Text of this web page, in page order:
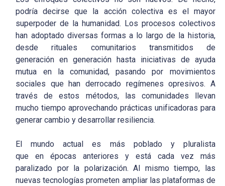
podría decirse que la acción colectiva es el mayor
superpoder de la humanidad. Los procesos colectivos
han adoptado diversas formas a lo largo de la historia,
desde rituales comunitarios transmitidos de
generación en generación hasta iniciativas de ayuda
mutua en la comunidad, pasando por movimientos
sociales que han derrocado regímenes opresivos. A
través de estos métodos, las comunidades llevan
mucho tiempo aprovechando prácticas unificadoras para
generar cambio y desarrollar resiliencia.
El mundo actual es más poblado y pluralista
que en épocas anteriores y está cada vez más
paralizado por la polarización. Al mismo tiempo, las
nuevas tecnologías prometen ampliar las plataformas de